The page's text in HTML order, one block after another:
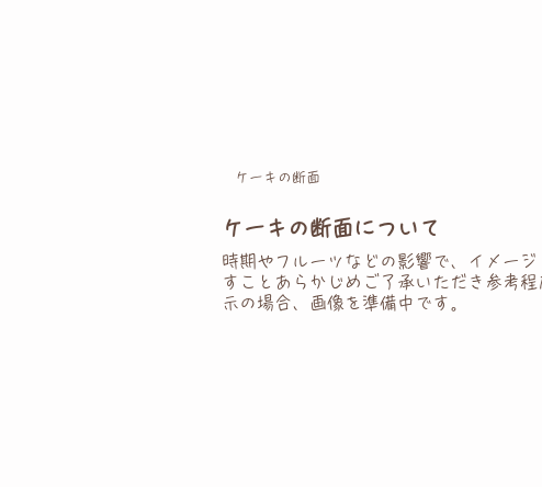
ケーキの断面
ケーキの断面について
時期やフルーツなどの影響で、イメー
すことあらかじめご了承いただき参考
示の場合、画像を準備中です。